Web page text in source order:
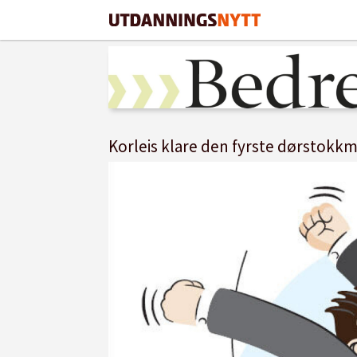
Korleis klare den fyrste